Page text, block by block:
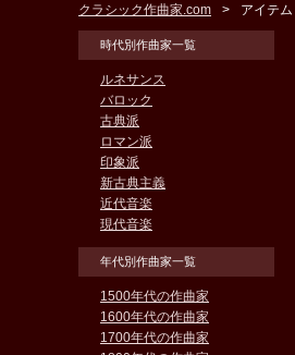
クラシック作曲家.com アイテム
時代別作曲家一覧
ルネサンス
バロック
古典派
ロマン派
印象派
新古典主義
近代音楽
現代音楽
年代別作曲家一覧
1500年代の作曲家
1600年代の作曲家
1700年代の作曲家